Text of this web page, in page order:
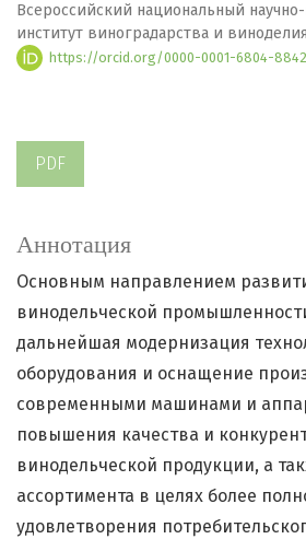
Всероссийский национальный
институт виноградарства и
https://orcid.org/0000-0001-6804-8842
PDF
Аннотация
Основным направлением
винодельческой
дальнейшая модернизация
оборудования и оснащение
современными машинами и
повышения качества и
винодельческой продукции, а
ассортимента в целях более
удовлетворения